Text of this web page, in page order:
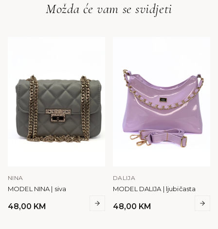
Možda će vam se svidjeti
NINA
MODEL NINA | siva
48,00 KM
DALIJA
MODEL DALIJA | ljubičasta
48,00 KM